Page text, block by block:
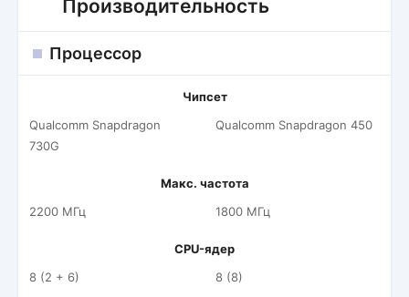
Производительность
Процессор
Чипсет
Qualcomm Snapdragon
730G
Qualcomm Snapdragon 450
Макс. частота
2200 МГц
1800 МГц
CPU-ядер
8 (2 + 6)
8 (8)